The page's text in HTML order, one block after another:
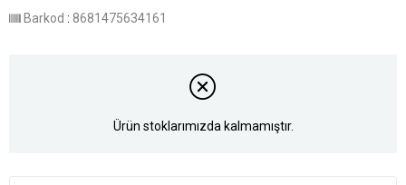
Barkod : 8681475634161
Ürün stoklarımızda kalmamıştır.